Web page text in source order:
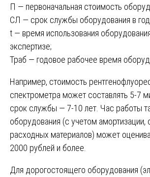
П — первоначальная стоимость
СЛ — срок службы оборудования в
t — время использования
экспертизе;
Траб — годовое рабочее время
Например, стоимость
спектрометра может составлять 5-7
срок службы — 7-10 лет. Час работы
оборудования (с учетом амортизации,
расходных материалов) может
2000 рублей и более.
Для дорогостоящего оборудования